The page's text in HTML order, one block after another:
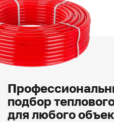
подбор
для любого